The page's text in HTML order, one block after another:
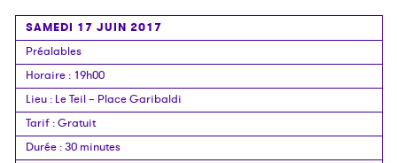
SAMEDI 17 JUIN 2017
Préalables
Horaire: 19h00
Lieu: Le Teil – Place Garibaldi
Tarif:Gratuit
Durée:30 minutes